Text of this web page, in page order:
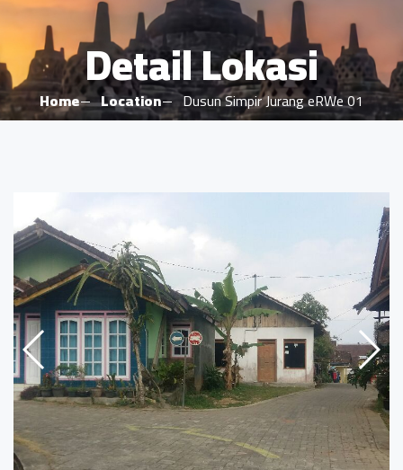
Detail Lokasi
Home Location Dusun Simpir Jurang eRWe 01